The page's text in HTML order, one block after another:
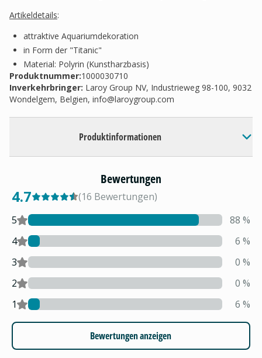
Artikeldetails:
attraktive Aquariumdekoration
in Form der "Titanic"
Material: Polyrin (Kunstharzbasis)
Produktnummer:1000030710
Inverkehrbringer: Laroy Group NV, Industrieweg 98-100, 9032
Wondelgem, Belgien, info@laroygroup.com
Produktinformationen
Bewertungen
4.7 (16 Bewertungen)
5
88 %
4
6 %
3
0 %
2
0 %
1
6 %
Bewertungen anzeigen